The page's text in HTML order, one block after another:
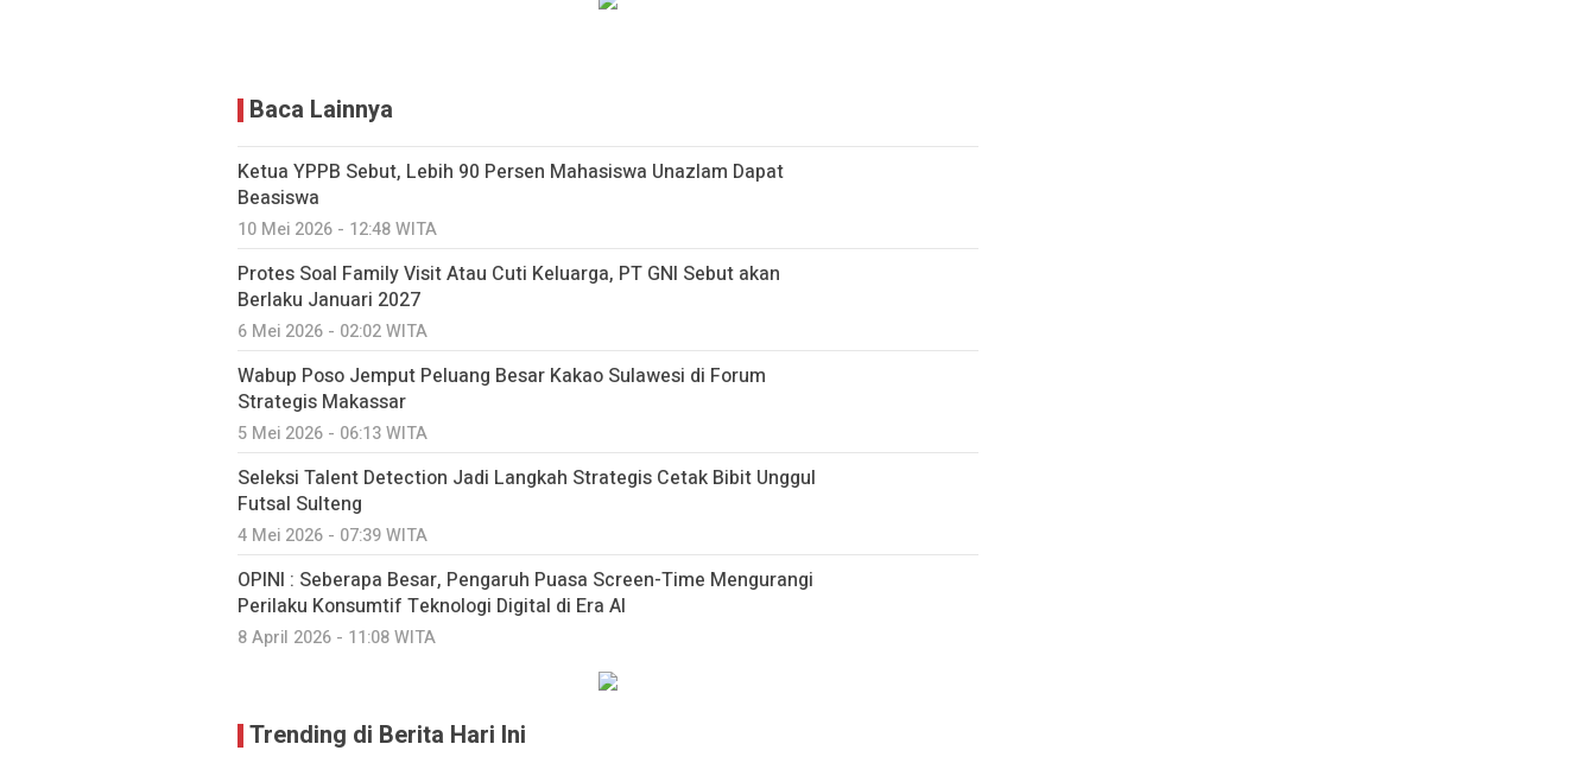
Baca Lainnya
Ketua YPPB Sebut, Lebih 90 Persen Mahasiswa Unazlam Dapat
Beasiswa
10 Mei 2026 - 12:48 WITA
Protes Soal Family Visit Atau Cuti Keluarga, PT GNI Sebut akan
Berlaku Januari 2027
6 Mei 2026 - 02:02 WITA
Wabup Poso Jemput Peluang Besar Kakao Sulawesi di Forum
Strategis Makassar
5 Mei 2026 - 06:13 WITA
Seleksi Talent Detection Jadi Langkah Strategis Cetak Bibit Unggul
Futsal Sulteng
4 Mei 2026 - 07:39 WITA
OPINI : Seberapa Besar, Pengaruh Puasa Screen-Time Mengurangi
Perilaku Konsumtif Teknologi Digital di Era AI
8 April 2026 - 11:08 WITA
Trending di Berita Hari Ini